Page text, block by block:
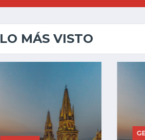
LO MÁS VISTO
GENERAL